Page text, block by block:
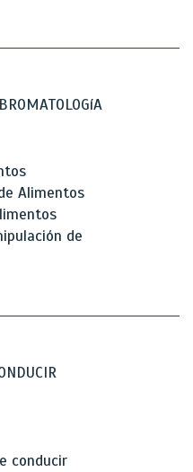
Alimentos
de
conducir